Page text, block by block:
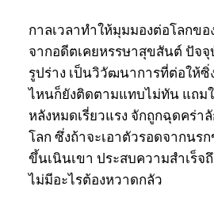
กาลเวลาทำให้มุมมองต่อโลกข
จากอดีตเคยหรรษาสุขสันต์ ปัจ
รูปร่าง เป็นวิวัฒนาการที่ต่อให้ซิ่
ไหนก็ยังติดตามแทบไม่ทัน แถม
หลังหมดเรี่ยวแรง จักถูกฉุดคร่า
โลก ซึ่งถ้าจะเอาตัวรอดจากนร
ขึ้นเนินเขา ประสบความสำเร็จ
ไม่มีอะไรต้องหวาดกลัว